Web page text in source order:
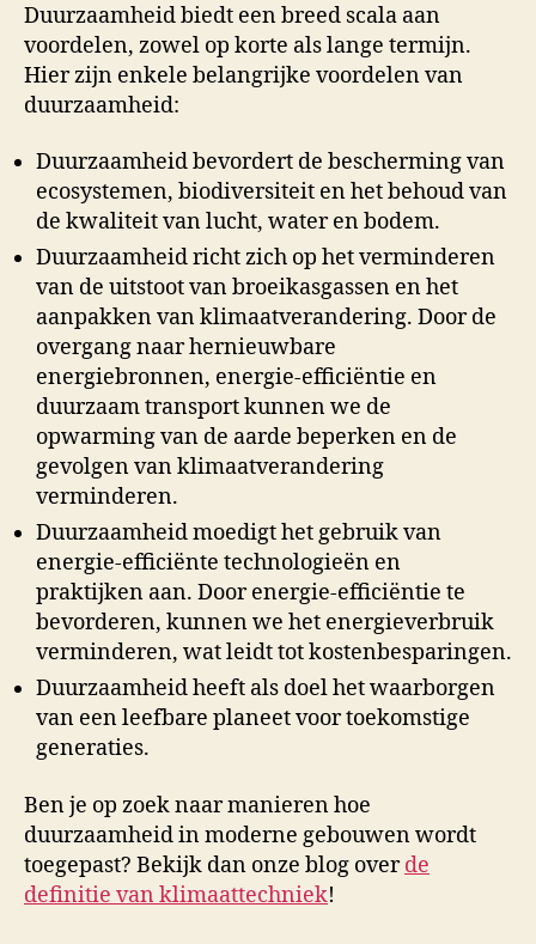
Duurzaamheid biedt een breed scala aan
voordelen, zowel op korte als lange termijn.
Hier zijn enkele belangrijke voordelen van
duurzaamheid:
Duurzaamheid bevordert de bescherming van
ecosystemen, biodiversiteit en het behoud van
de kwaliteit van lucht, water en bodem.
Duurzaamheid richt zich op het verminderen
van de uitstoot van broeikasgassen en het
aanpakken van klimaatverandering. Door de
overgang naar hernieuwbare
energiebronnen, energie-efficiëntie en
duurzaam transport kunnen we de
opwarming van de aarde beperken en de
gevolgen van klimaatverandering
verminderen.
Duurzaamheid moedigt het gebruik van
energie-efficiënte technologieën en
praktijken aan. Door energie-efficiëntie te
bevorderen, kunnen we het energieverbruik
verminderen, wat leidt tot kostenbesparingen.
Duurzaamheid heeft als doel het waarborgen
van een leefbare planeet voor toekomstige
generaties.
Ben je op zoek naar manieren hoe
duurzaamheid in moderne gebouwen wordt
toegepast? Bekijk dan onze blog overde
definitie van klimaattechniek!